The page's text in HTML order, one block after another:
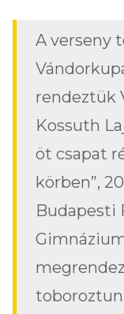
A verseny
rendeztük
Kossuth
öt csapat
körben”,
Budapesti